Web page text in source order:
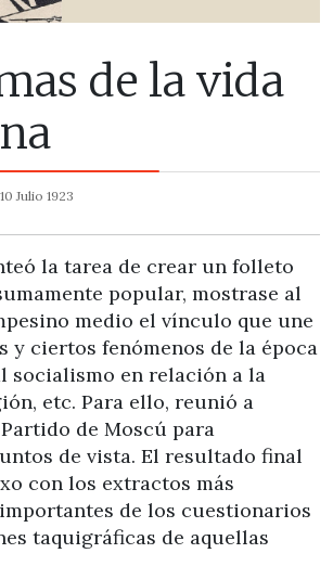
de la vida
10 Julio 1923
la tarea de crear un folleto
popular, mostrase al
medio el vínculo que une
y ciertos fenómenos de la época
socialismo en relación a la
etc. Para ello, reunió a
de Moscú para
de vista. El resultado final
con los extractos más
de los cuestionarios
taquigráficas de aquellas